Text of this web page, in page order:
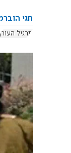
חגי
תרגיל העורף